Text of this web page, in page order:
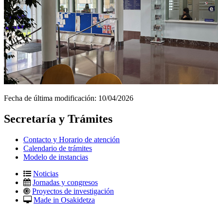
Fecha de última modificación: 10/04/2026
Secretaría y Trámites
Contacto y Horario de atención
Calendario de trámites
Modelo de instancias
Noticias
Jornadas y congresos
Proyectos de investigación
Made in Osakidetza